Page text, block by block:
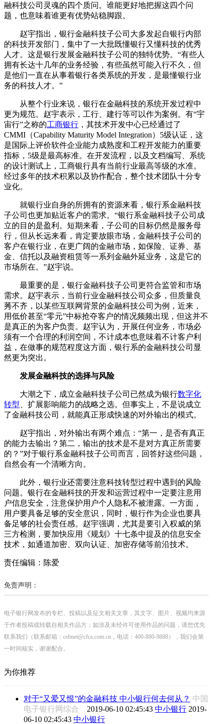
融科技公司灵魂的四个质问。谁能更好地把握这四个问
题，也意味着谁更有优势站稳脚跟。
赵宇指出，银行金融科技子公司大多发起自银行内部
的科技开发部门，集中了一大批既懂银行又懂科技的优秀
人才。这是银行发展金融科技子公司的独特优势。“有些人
拥有长达十几年的业务经验，有些虽然可能入行不久，但
是他们一直在从事着银行各类系统的开发，是最懂银行业
务的科技人才。”
从整个行业来说，银行在金融科技的系统开发过程中
更为规范。赵宇表示，工行、建行等可以作为案例。有“宇
宙行”之称的工商银行 ，其技术开发中心已经通过了
CMMI（Capability Maturity Model Integration）5级认证，这
是国际上评价软件企业能力成熟度和工程开发能力的重要
指标，5级是最高标准。在开发流程，以及文档编写、系统
的设计测试上，工商银行具有当前行业最高等级的水准。
经过多年的技术积累以及协作配合，整个技术团队十分专
业化。
就银行业自身的所拥有的资源来看，银行系金融科技
子公司也更加贴近客户的需求。“银行系金融科技子公司成
立的目的是盈利。短期来看，子公司的目标仍然是服务母
行，但从长远来看，肯定要放眼市场，金融科技子公司的
客户在银行业，在更广阔的金融市场，如保险、证券、基
金、信托以及融资租赁等一系列金融外延业务，这是它的
市场所在。”赵宇说。
最重要的是，银行金融科技子公司更符合监管和市场
需求。赵宇表示，当前行业金融科技公司众多，但质量良
莠不齐，以某些互联网背景的金融科技公司为例，近来，
用低价甚至“零元”中标抢夺客户的情况频频出现，但这并不
是真正的为客户负责。赵宇认为，开展任何业务，市场必
须有一个合理的利润空间，不计成本也意味着不计客户利
益，在做事的规范程度这方面，银行系的金融科技公司显
然更为突出。
发展金融科技的选择与风险
大潮之下，成立金融科技子公司已然成为银行数字化
转型 、扩展影响能力的战略之选。但事实上，不是说成立
了金融科技公司，就能真正形成快速的对外输出的模式。
赵宇指出，对外输出有两个难点：“第一，是否有真正
的能力去输出？第二，输出的技术是不是对方真正所需要
的？”对于银行系金融科技子公司而言，回答好这些问题，
自然会有一个清晰方向。
此外，银行业还需要注意科技转型过程中遇到的风险
问题。银行在金融科技的开发和运营过程中一定要注意用
户信息安全，注意保护用户个人隐私不被泄露。一方面，
用户要具备足够的安全意识，同时，银行作为企业也要具
备足够的社会责任感。赵宇强调，尤其是要引入权威的第
三方检测，要加快应用《规划》十七条中提及的信息安全
技术，如通道加密、双向认证、加密存储等前沿技术。
责任编辑：陈爱
免责声明：
电子银行网发布的专栏、投稿以及征文相关文章，其文字、图片、视频均来源
于作者投稿或转载自相关作品方；如涉及未经许可使用作品的问题，请您优先
联系我们（联系邮箱：cebnet@cfca.com.cn，电话：400-880-9888），我们会第
一时间核实，谢谢配合。
为你推荐
对于“又爱又恨”的金融科技 中小银行何去何从？ 中国
电子银行网综合 2019-06-10 02:45:43 中小银行 2019-
06-10 02:45:43 中小银行